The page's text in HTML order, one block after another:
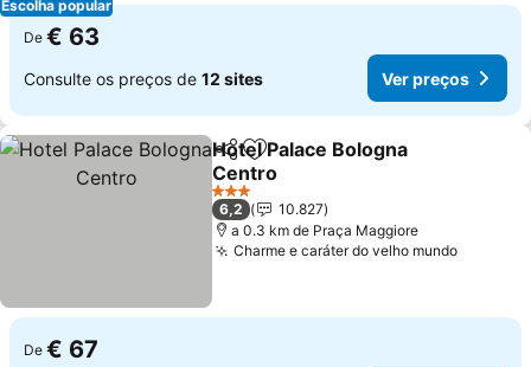
Escolha popular
De € 63
Consulte os preços de 12 sites Ver preços
PartilharAdicionar aos favoritos
Hotel Palace Bologna
Centro
3 Estrelas
6,2
10.827
a 0.3 km de Praça Maggiore
Charme e caráter do velho mundo
De € 67